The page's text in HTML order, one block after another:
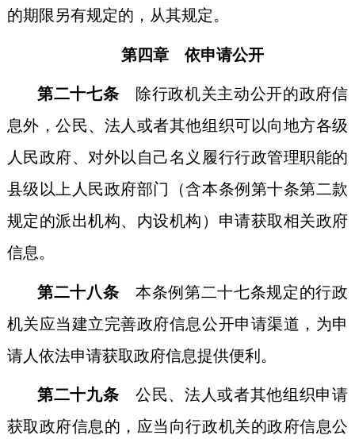
的期限另有规定的，从其规定。
第四章 依申请公开
第二十七条
除行政机关主动公开的政府信
息外，公民、法人或者其他组织可以向地方各级
人民政府、对外以自己名义履行行政管理职能的
县级以上人民政府部门（含本条例第十条第二款
规定的派出机构、内设机构）申请获取相关政府
信息。
第二十八条 本条例第二十七条规定的行政
机关应当建立完善政府信息公开申请渠道，为申
请人依法申请获取政府信息提供便利。
第二十九条 公民、法人或者其他组织申请
获取政府信息的，应当向行政机关的政府信息公